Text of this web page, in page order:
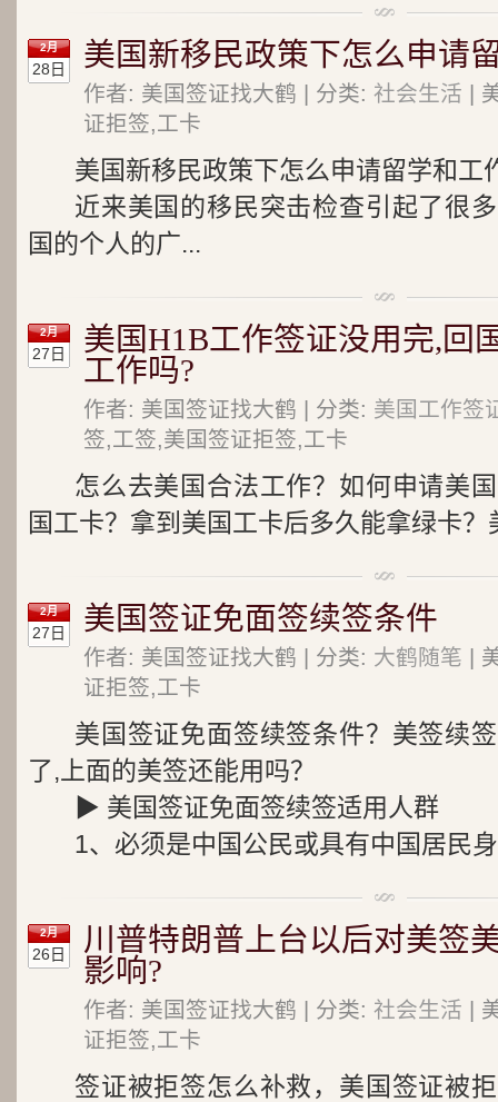
2月
28日 美国新移民政策下怎么申请
作者: 美国签证找大鹤 | 分类: 社会生活 |
证拒签,工卡
美国新移民政策下怎么申请留学和工
近来美国的移民突击检查引起了很
国的个人的广...
2月
27日
美国H1B工作签证没用完,回
工作吗?
作者: 美国签证找大鹤 | 分类: 美国工作签
签,工签,美国签证拒签,工卡
怎么去美国合法工作？如何申请美
国工卡？拿到美国工卡后多久能拿绿卡
2月
27日 美国签证免面签续签条件
作者: 美国签证找大鹤 | 分类: 大鹤随笔 |
证拒签,工卡
美国签证免面签续签条件？美签续
了,上面的美签还能用吗？
▶ 美国签证免面签续签适用人群
1、必须是中国公民或具有中国居民
2月
26日
川普特朗普上台以后对美签
影响?
作者: 美国签证找大鹤 | 分类: 社会生活 |
证拒签,工卡
签证被拒签怎么补救，美国签证被